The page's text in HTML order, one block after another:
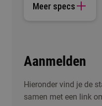
Meer specs
Aanmelden
Hieronder vind je de
samen met een link